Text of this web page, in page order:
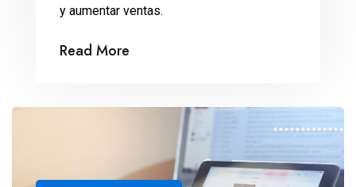
y aumentar ventas.
Read More